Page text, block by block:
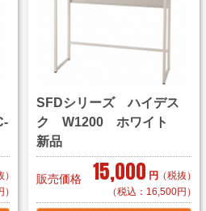
）
SFDシリーズ ハイデス
ク W1200 ホワイト
新品
販売価格 15,000 円 （税抜）
（税込：16,500円）